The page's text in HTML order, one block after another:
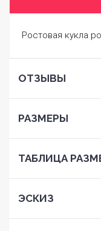
Ростовая кукла
ОТЗЫВЫ
РАЗМЕРЫ
ТАБЛИЦА
ЭСКИЗ